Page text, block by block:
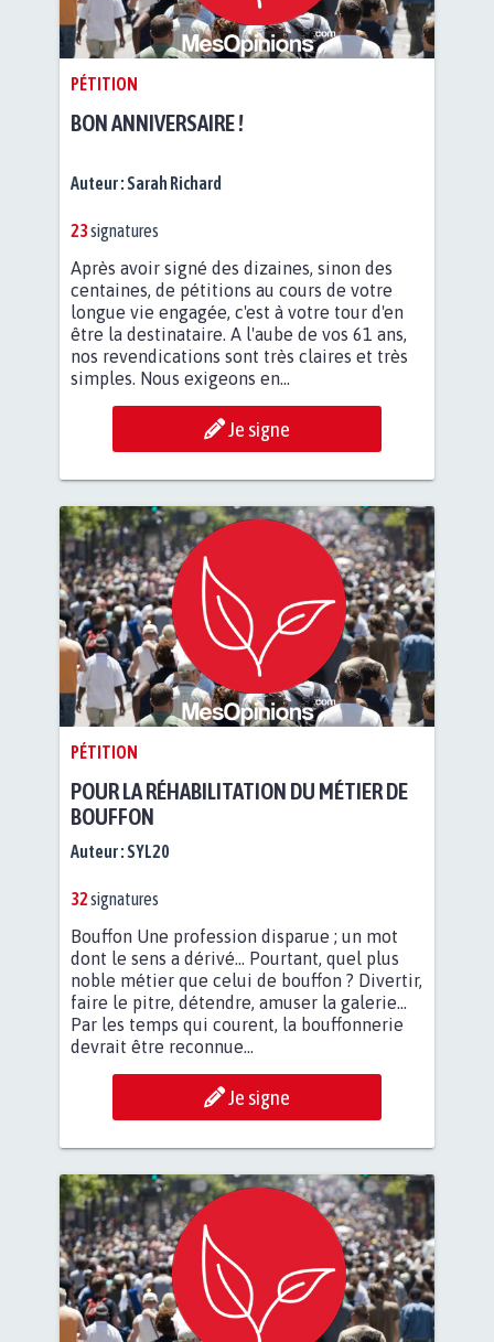
PÉTITION
BON ANNIVERSAIRE !
Auteur :Sarah Richard
23signatures
Après avoir signé des dizaines, sinon des
centaines, de pétitions au cours de votre
longue vie engagée, c'est à votre tour d'en
être la destinataire. A l'aube de vos 61 ans,
nos revendications sont très claires et très
simples. Nous exigeons en...
Je signe
PÉTITION
POUR LA RÉHABILITATION DU MÉTIER DE
BOUFFON
Auteur :SYL20
32signatures
Bouffon Une profession disparue ; un mot
dont le sens a dérivé... Pourtant, quel plus
noble métier que celui de bouffon ? Divertir,
faire le pitre, détendre, amuser la galerie...
Par les temps qui courent, la bouffonnerie
devrait être reconnue...
Je signe